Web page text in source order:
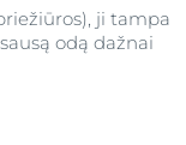
ji tampa
sausą odą dažnai